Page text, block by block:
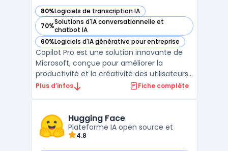
80%Logiciels de transcription IA
— voir Copilot Pro dans cette catégorie
70%Solutions d'IA conversationnelle et
chatbot IA
— voir Copilot Pro dans cette catégorie
60%Logiciels d'IA générative pour entreprise
— voir Copilot Pro dans cette catégorie
Copilot Pro est une solution innovante de
Microsoft, conçue pour améliorer la
productivité et la créativité des utilisateurs.
Facturé à 22 € par utilisateur et par mois,
garantissant des performances accélérées,
particulièrement u ...
Plus d’infos Fiche complète
Hugging Face
Plateforme IA open source et
4.8